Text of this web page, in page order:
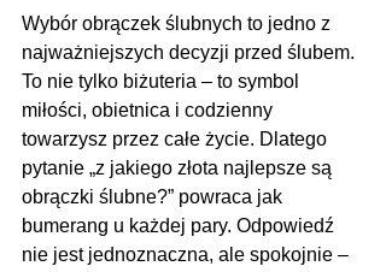
Wybór obrączek ślubnych to jedno z
najważniejszych decyzji przed ślubem.
To nie tylko biżuteria – to symbol
miłości, obietnica i codzienny
towarzysz przez całe życie. Dlatego
pytanie „z jakiego złota najlepsze są
obrączki ślubne?” powraca jak
bumerang u każdej pary. Odpowiedź
nie jest jednoznaczna, ale spokojnie –